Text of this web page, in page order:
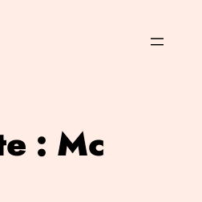
: Mc